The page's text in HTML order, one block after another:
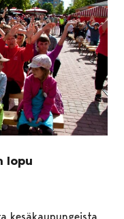
lopu